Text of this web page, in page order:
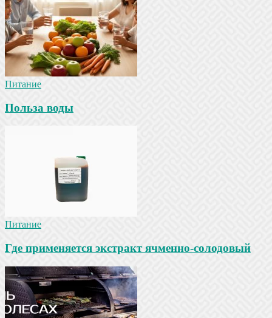
Питание
Польза воды
Питание
Где применяется экстракт ячменно-солодовый